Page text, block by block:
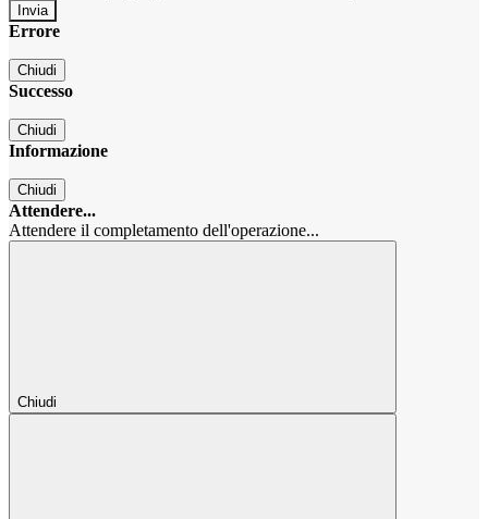
Errore
Chiudi
Successo
Chiudi
Informazione
Chiudi
Attendere...
Attendere il completamento dell'operazione...
Chiudi